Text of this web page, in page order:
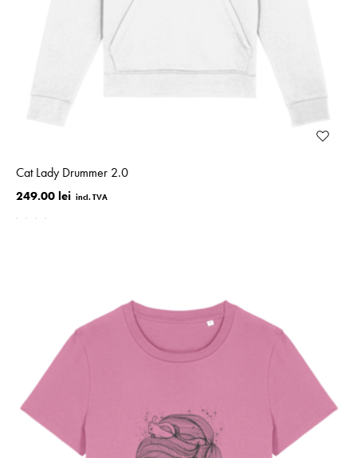
Cat Lady Drummer 2.0
249.00 lei